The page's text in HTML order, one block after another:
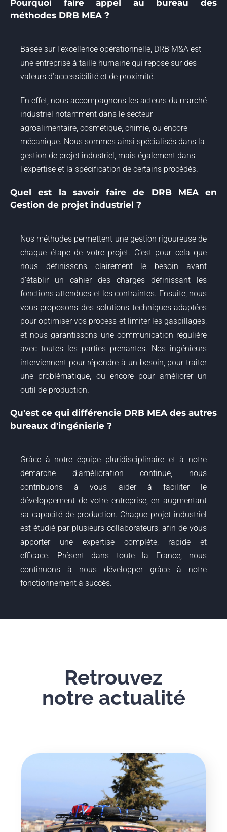
Pourquoi faire appel au bureau des
méthodes DRB MEA ?
Basée sur l’excellence opérationnelle, DRB M&A est
une entreprise à taille humaine qui repose sur des
valeurs d’accessibilité et de proximité.
En effet, nous accompagnons les acteurs du marché
industriel notamment dans le secteur
agroalimentaire, cosmétique, chimie, ou encore
mécanique. Nous sommes ainsi spécialisés dans la
gestion de projet industriel, mais également dans
l’expertise et la spécification de certains procédés.
Quel est la savoir faire de DRB MEA en
Gestion de projet industriel ?
Nos méthodes permettent une gestion rigoureuse de
chaque étape de votre projet. C’est pour cela que
nous définissons clairement le besoin avant
d’établir un cahier des charges définissant les
fonctions attendues et les contraintes. Ensuite, nous
vous proposons des solutions techniques adaptées
pour optimiser vos process et limiter les gaspillages,
et nous garantissons une communication régulière
avec toutes les parties prenantes. Nos ingénieurs
interviennent pour répondre à un besoin, pour traiter
une problématique, ou encore pour améliorer un
outil de production.
Qu'est ce qui différencie DRB MEA des autres
bureaux d'ingénierie ?
Grâce à notre équipe pluridisciplinaire et à notre
démarche d’amélioration continue, nous
contribuons à vous aider à faciliter le
développement de votre entreprise, en augmentant
sa capacité de production. Chaque projet industriel
est étudié par plusieurs collaborateurs, afin de vous
apporter une expertise complète, rapide et
efficace. Présent dans toute la France, nous
continuons à nous développer grâce à notre
fonctionnement à succès.
Retrouvez
notre actualité